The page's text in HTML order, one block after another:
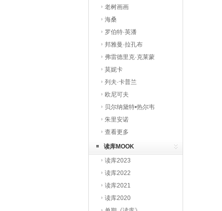
老树画画
海桑
罗伯特·英潘
邦雅曼·拉孔布
弗雷德里克·克莱蒙
莫妮卡
列夫·卡普兰
欧尼可夫
贝尔纳黛特•热尔韦
朱里安诺
查看更多
读库MOOK
读库2023
读库2022
读库2021
读库2020